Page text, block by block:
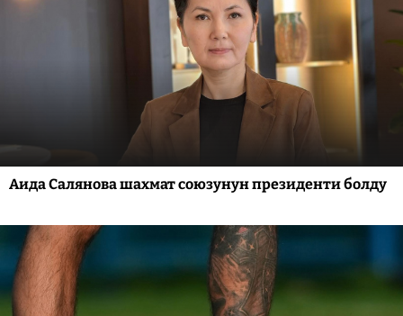
Аида Салянова шахмат союзунун президенти болду